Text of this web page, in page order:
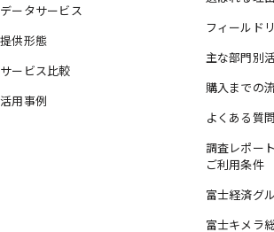
データサービス
提供形態
サービス比較
活用事例
フィールド
主な部門別
購入までの
よくある質問
調査レポー
ご利用条件
富士経済グ
富士キメラ